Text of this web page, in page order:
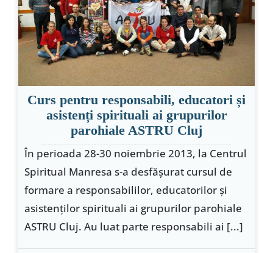
Curs pentru responsabili, educatori și
asistenți spirituali ai grupurilor
parohiale ASTRU Cluj
În perioada 28-30 noiembrie 2013, la Centrul
Spiritual Manresa s-a desfăşurat cursul de
formare a responsabililor, educatorilor şi
asistenţilor spirituali ai grupurilor parohiale
ASTRU Cluj. Au luat parte responsabili ai [...]